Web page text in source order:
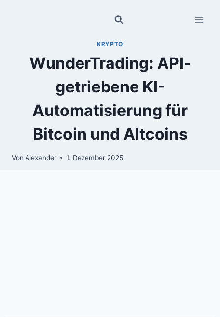
KRYPTO
WunderTrading: API-
getriebene KI-
Automatisierung für
Bitcoin und Altcoins
Von Alexander 1. Dezember 2025